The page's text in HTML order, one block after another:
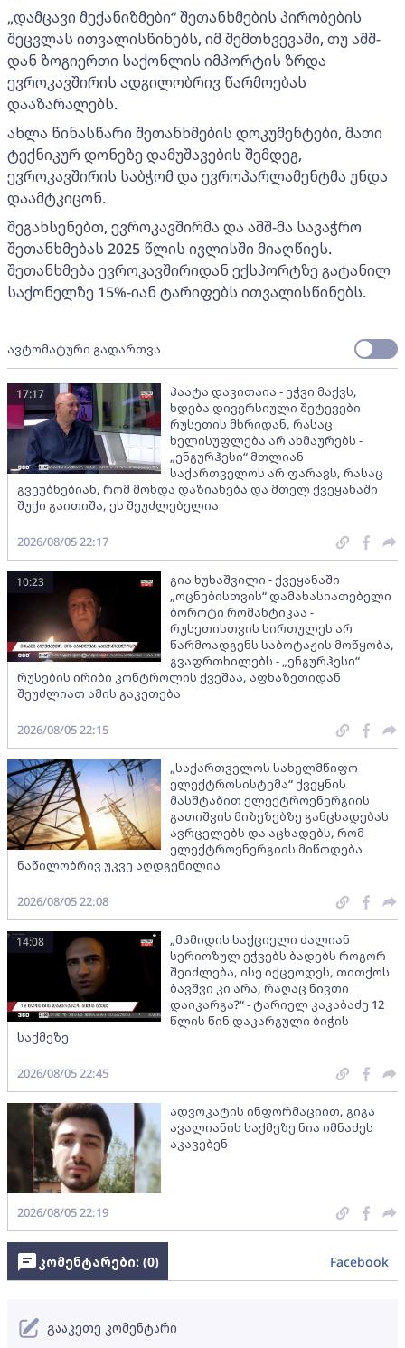
„დამცავი მექანიზმები“ შეთანხმების პირობების
შეცვლას ითვალისწინებს, იმ შემთხვევაში, თუ აშშ-
დან ზოგიერთი საქონლის იმპორტის ზრდა
ევროკავშირის ადგილობრივ წარმოებას
დააზარალებს.
ახლა წინასწარი შეთანხმების დოკუმენტები, მათი
ტექნიკურ დონეზე დამუშავების შემდეგ,
ევროკავშირის საბჭომ და ევროპარლამენტმა უნდა
დაამტკიცონ.
შეგახსენებთ, ევროკავშირმა და აშშ-მა სავაჭრო
შეთანხმებას 2025 წლის ივლისში მიაღწიეს.
შეთანხმება ევროკავშირიდან ექსპორტზე გატანილ
საქონელზე 15%-იან ტარიფებს ითვალისწინებს.
ავტომატური გადართვა
პაატა დავითაია - ეჭვი მაქვს,
ხდება დივერსიული შეტევები
რუსეთის მხრიდან, რასაც
ხელისუფლება არ ახმაურებს -
„ენგურჰესი“ მთლიან
საქართველოს არ ფარავს, რასაც
გვეუბნებიან, რომ მოხდა დაზიანება და მთელ ქვეყანაში
შუქი გაითიშა, ეს შეუძლებელია
17:17
2026/08/05 22:17
გია ხუხაშვილი - ქვეყანაში
„ოცნებისთვის“ დამახასიათებელი
ბოროტი რომანტიკაა -
რუსეთისთვის სირთულეს არ
წარმოადგენს საბოტაჟის მოწყობა,
გვაფრთხილებს - „ენგურჰესი“
რუსების ირიბი კონტროლის ქვეშაა, აფხაზეთიდან
შეუძლიათ ამის გაკეთება
10:23
2026/08/05 22:15
„საქართველოს სახელმწიფო
ელექტროსისტემა“ ქვეყნის
მასშტაბით ელექტროენერგიის
გათიშვის მიზეზებზე განცხადებას
ავრცელებს და აცხადებს, რომ
ელექტროენერგიის მიწოდება
ნაწილობრივ უკვე აღდგენილია
2026/08/05 22:08
„მამიდის საქციელი ძალიან
სერიოზულ ეჭვებს ბადებს როგორ
შეიძლება, ისე იქცეოდეს, თითქოს
ბავშვი კი არა, რაღაც ნივთი
დაიკარგა?“ - ტარიელ კაკაბაძე 12
წლის წინ დაკარგული ბიჭის
საქმეზე
14:08
2026/08/05 22:45
ადვოკატის ინფორმაციით, გიგა
ავალიანის საქმეზე ნია იმნაძეს
აკავებენ
2026/08/05 22:19
კომენტარები: (0) Facebook
გააკეთე კომენტარი